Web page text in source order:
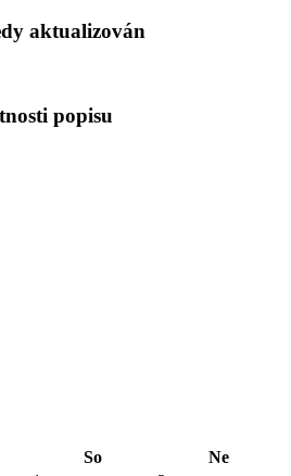
aktualizován
popisu
So
Ne